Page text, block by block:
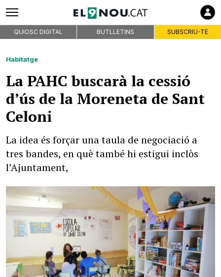
QUIOSC DIGITAL BUTLLETINS SUBSCRIU-TE
Habitatge
La PAHC buscarà la cessió
d’ús de la Moreneta de Sant
Celoni
La idea és forçar una taula de negociació a
tres bandes, en què també hi estigui inclòs
l’Ajuntament,